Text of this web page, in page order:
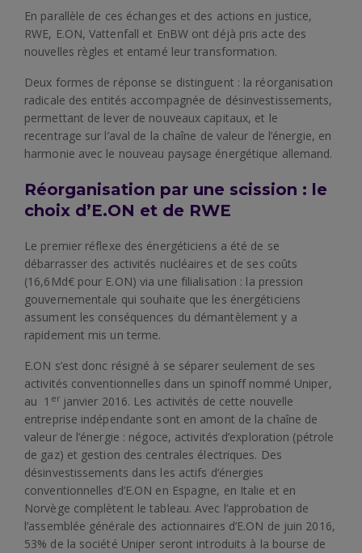
En parallèle de ces échanges et des actions en justice,
RWE, E.ON, Vattenfall et EnBW ont déjà pris acte des
nouvelles règles et entamé leur transformation.
Deux formes de réponse se distinguent : la réorganisation
radicale des entités accompagnée de désinvestissements,
permettant de lever de nouveaux capitaux, et le
recentrage sur l’aval de la chaîne de valeur de l’énergie, en
harmonie avec le nouveau paysage énergétique allemand.
Réorganisation par une scission : le
choix d’E.ON et de RWE
Le premier réflexe des énergéticiens a été de se
débarrasser des activités nucléaires et de ses coûts
(16,6Md€ pour E.ON) via une filialisation : la pression
gouvernementale qui souhaite que les énergéticiens
assument les conséquences du démantèlement y a
rapidement mis un terme.
E.ON s’est donc résigné à se séparer seulement de ses
activités conventionnelles dans un spinoff nommé Uniper,
au 1 erjanvier 2016. Les activités de cette nouvelle
entreprise indépendante sont en amont de la chaîne de
valeur de l’énergie : négoce, activités d’exploration (pétrole
de gaz) et gestion des centrales électriques. Des
désinvestissements dans les actifs d’énergies
conventionnelles d’E.ON en Espagne, en Italie et en
Norvège complètent le tableau. Avec l’approbation de
l’assemblée générale des actionnaires d’E.ON de juin 2016,
53% de la société Uniper seront introduits à la bourse de